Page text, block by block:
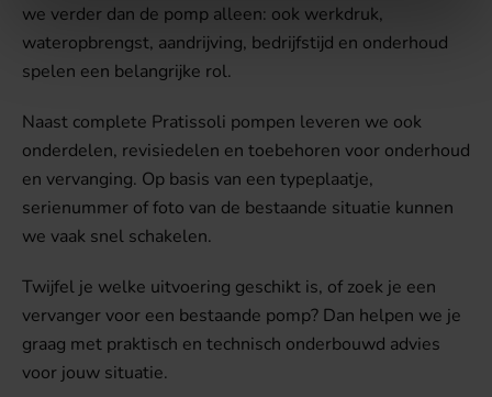
we verder dan de pomp alleen: ook werkdruk,
wateropbrengst, aandrijving, bedrijfstijd en onderhoud
spelen een belangrijke rol.
Naast complete Pratissoli pompen leveren we ook
onderdelen, revisiedelen en toebehoren voor onderhoud
en vervanging. Op basis van een typeplaatje,
serienummer of foto van de bestaande situatie kunnen
we vaak snel schakelen.
Twijfel je welke uitvoering geschikt is, of zoek je een
vervanger voor een bestaande pomp? Dan helpen we je
graag met praktisch en technisch onderbouwd advies
voor jouw situatie.